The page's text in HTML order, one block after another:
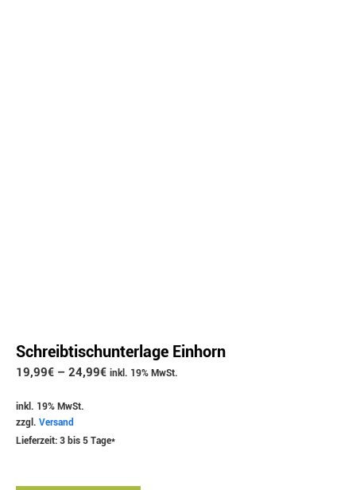
Schreibtischunterlage Einhorn
19,99€ – 24,99€ inkl. 19% MwSt.
inkl. 19% MwSt.
zzgl. Versand
Lieferzeit: 3 bis 5 Tage*